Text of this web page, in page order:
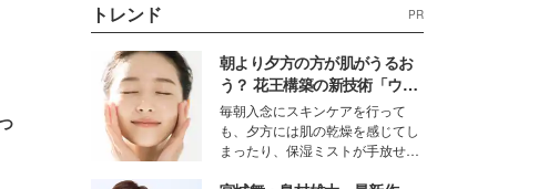
トレンド PR
朝より夕方の方が肌がうるお
う？ 花王構築の新技術「ウォ
ーターキャプチャリングスキ
ン（捕水肌）」がスキンケア
の常識を変える予感
毎朝入念にスキンケアを行って
も、夕方には肌の乾燥を感じてし
まったり、保湿ミストが手放せな